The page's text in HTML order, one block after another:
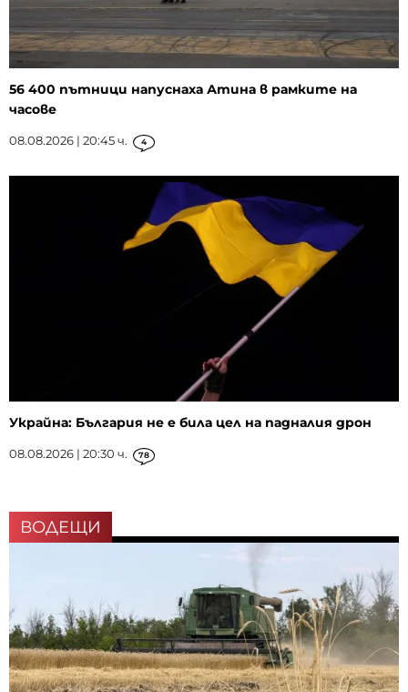
56 400 пътници напуснаха Атина в рамките на
часове
08.08.2026 | 20:45 ч. 4
Украйна: България не е била цел на падналия дрон
08.08.2026 | 20:30 ч. 78
ВОДЕЩИ